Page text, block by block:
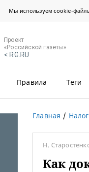
Мы используем cookie-
Проект
«Российской газеты»
< RG.RU
Правила Теги
Главная
Н.
Как